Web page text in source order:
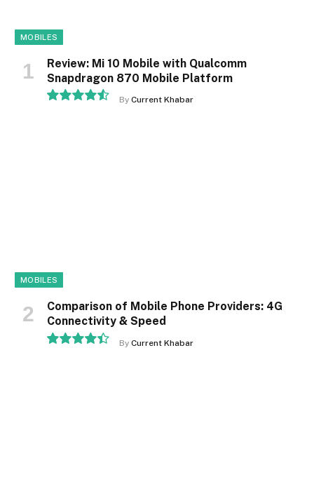
MOBILES
Review: Mi 10 Mobile with Qualcomm
Snapdragon 870 Mobile Platform
By Current Khabar
MOBILES
Comparison of Mobile Phone Providers: 4G
Connectivity & Speed
By Current Khabar